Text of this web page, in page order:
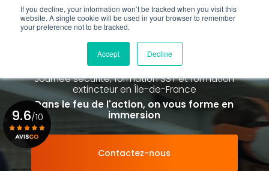
If you decline, your information won’t be tracked when you visit this
website. A single cookie will be used in your browser to remember
your preference not to be tracked.
Accept Decline
Spécialiste de la formation SST et
de la Formation Incendie
à Paris La Défense depuis 2015
Journée sécurité, formation SST et formation
extincteuren Île-de-France
Dans le feu de l'action, on vous forme en
immersion
Contactez-nous
9.6/10
Voir le certificat